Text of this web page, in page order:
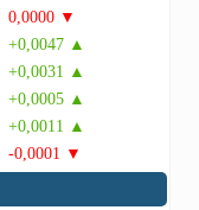
0,0000 ▼
+0,0047 ▲
+0,0031 ▲
+0,0005 ▲
+0,0011 ▲
-0,0001 ▼